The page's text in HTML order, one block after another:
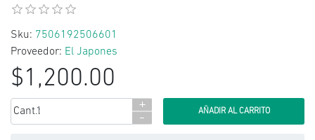
Sku: 7506192506601
Proveedor: El Japones
$1,200.00
Cant.:
+
-